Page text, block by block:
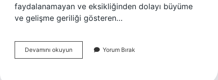
faydalanamayan ve eksikliğinden dolayı büyüme
ve gelişme geriliği gösteren…
Devamını okuyun
Pentaoksit
Yorum Bırak